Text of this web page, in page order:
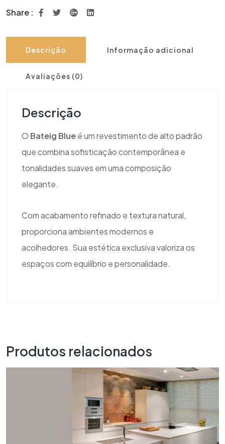
Share :
Descrição Informação adicional
Avaliações (0)
Descrição
O Bateig Blueé um revestimento de alto padrão
que combina sofisticação contemporânea e
tonalidades suaves em uma composição
elegante.
Com acabamento refinado e textura natural,
proporciona ambientes modernos e
acolhedores. Sua estética exclusiva valoriza os
espaços com equilíbrio e personalidade.
Produtos relacionados